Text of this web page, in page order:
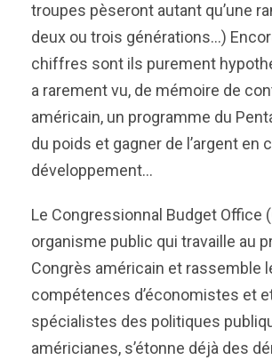
troupes pèseront autant qu’une
deux ou trois générations…)
chiffres sont ils purement
a rarement vu, de mémoire de
américain, un programme du
du poids et gagner de l’argent en
développement…
Le Congressionnal Budget Office
organisme public qui travaille au
Congrès américain et rassemble
compétences d’économistes et
spécialistes des politiques
américianes, s’étonne déjà des